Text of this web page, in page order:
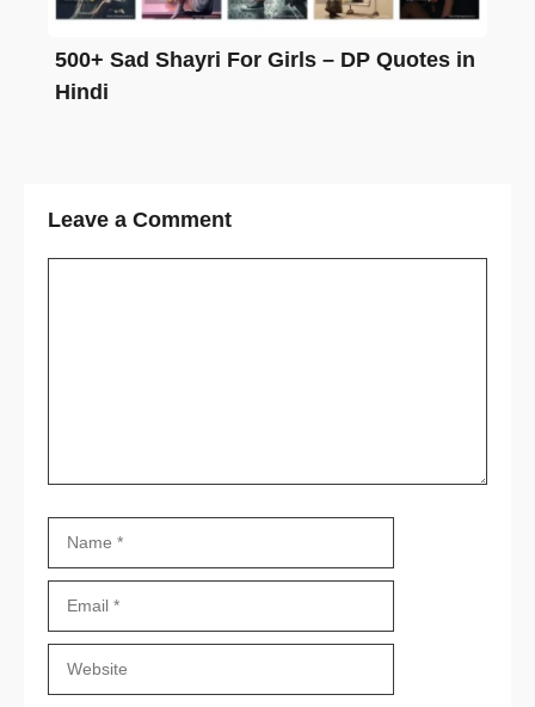
500+ Sad Shayri For Girls – DP Quotes in
Hindi
Leave a Comment